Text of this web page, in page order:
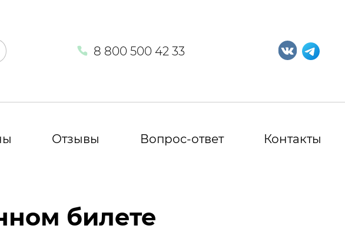
8 800 500 42 33
Отзывы Вопрос-ответ Контакты
билете